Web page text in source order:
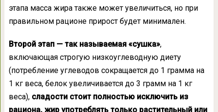
этапа масса жира также может увеличиться, но при
правильном рационе прирост будет минимален.
Второй этап — так называемая «сушка»,
включающая строгую низкоуглеводную диету
(потребление углеводов сокращается до 1 грамма на
1 кг веса, белок увеличивается до 3 грамм на 1 кг
веса), сладости стоит полностью исключить из
рациона, жир употреблять только растительный или